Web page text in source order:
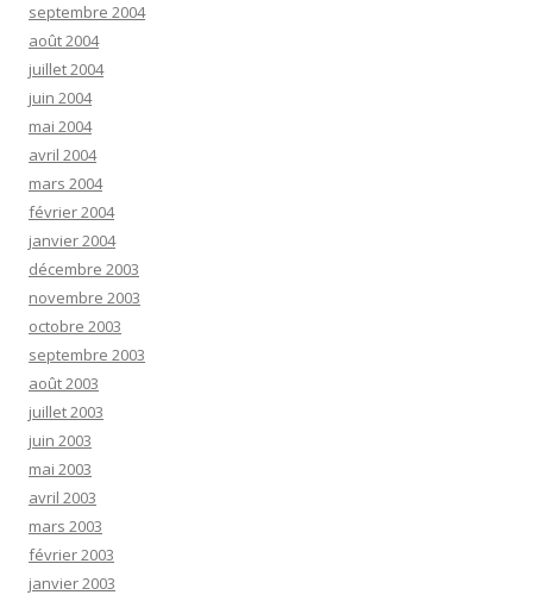
septembre 2004
août 2004
juillet 2004
juin 2004
mai 2004
avril 2004
mars 2004
février 2004
janvier 2004
décembre 2003
novembre 2003
octobre 2003
septembre 2003
août 2003
juillet 2003
juin 2003
mai 2003
avril 2003
mars 2003
février 2003
janvier 2003